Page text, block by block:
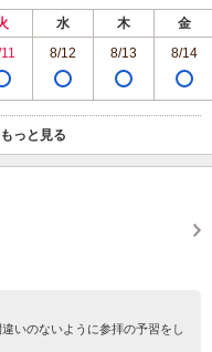
水 木
金
8/12 8/13 8/14
っと見る
いのないように参拝の予習をし